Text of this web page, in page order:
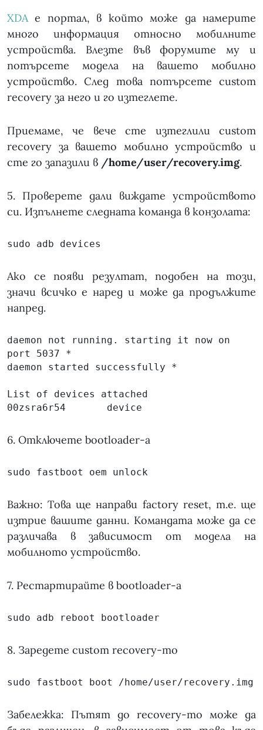
XDAе портал, в който може да намерите
много информация относно мобилните
устройства. Влезте във форумите му и
потърсете модела на вашето мобилно
устройство. След това потърсете custom
recovery за него и го изтеглете.
Приемаме, че вече сте изтеглили custom
recovery за вашето мобилно устройство и
сте го запазили в /home/user/recovery.img.
5. Проверете дали виждате устройството
си. Изпълнете следната команда в конзолата:
sudo adb devices
Ако се появи резултат, подобен на този,
значи всичко е наред и може да продължите
напред.
daemon not running. starting it now on
port 5037 *
daemon started successfully *
List of devices attached
00zsra6r54       device
6. Отключете bootloader-а
sudo fastboot oem unlock
Важно: Това ще направи factory reset, т.е. ще
изтрие вашите данни. Командата може да се
различава в зависимост от модела на
мобилното устройство.
7. Рестартирайте в bootloader-а
sudo adb reboot bootloader
8. Заредете custom recovery-то
sudo fastboot boot /home/user/recovery.img
Забележка: Пътят до recovery-то може да